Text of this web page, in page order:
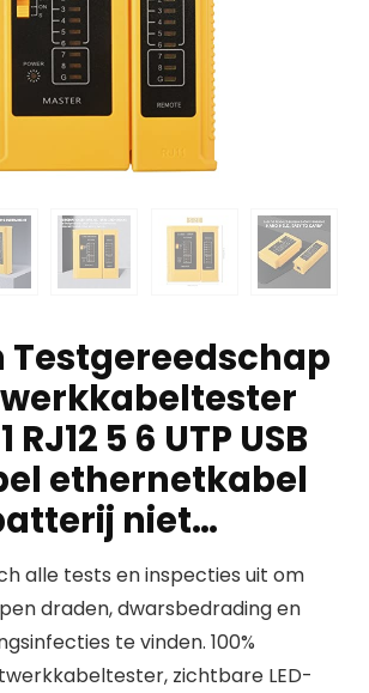
Testgereedschap
RJ12 5 6 UTP USB
ethernetkabel
niet…
alle tests en inspecties uit om
draden, dwarsbedrading en
te vinden. 100%
zichtbare LED-